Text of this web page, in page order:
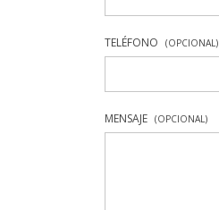
TELÉFONO (OPCIONAL)
MENSAJE (OPCIONAL)